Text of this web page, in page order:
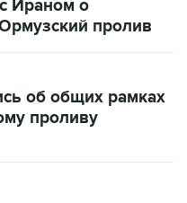
Ираном о
пролив
об общих рамках
проливу